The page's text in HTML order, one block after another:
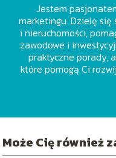
Jestem
marketingu. Dzielę
i nieruchomości,
zawodowe i
praktyczne porady,
które pomogą Ci
Może Cię również